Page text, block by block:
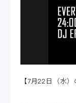
【7月22日（水）